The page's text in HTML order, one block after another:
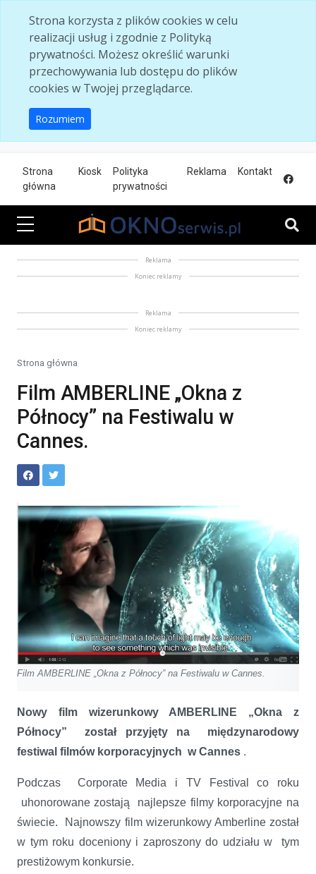
Strona korzysta z plików cookies w celu
realizacji usług i zgodnie z Polityką
prywatności. Możesz określić warunki
przechowywania lub dostępu do plików
cookies w Twojej przeglądarce.
Rozumiem
Strona
główna
Kiosk
Polityka
prywatności
Reklama Kontakt
Reklama
Koniec reklamy
Reklama
Koniec reklamy
Strona główna
Film AMBERLINE „Okna z
Północy” na Festiwalu w
Cannes.
Film AMBERLINE „Okna z Północy” na Festiwalu w Cannes.
Nowy film wizerunkowy AMBERLINE „Okna z
Północy” został przyjęty na międzynarodowy
festiwal filmów korporacyjnych w Cannes .
Podczas Corporate Media i TV Festival co roku
uhonorowane zostają najlepsze filmy korporacyjne na
świecie. Najnowszy film wizerunkowy Amberline został
w tym roku doceniony i zaproszony do udziału w tym
prestiżowym konkursie.